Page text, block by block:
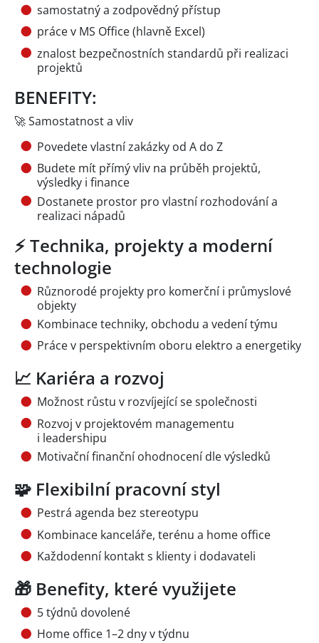
samostatný a zodpovědný přístup
práce v MS Office (hlavně Excel)
znalost bezpečnostních standardů při realizaci
projektů
BENEFITY:
🚀 Samostatnost a vliv
Povedete vlastní zakázky od A do Z
Budete mít přímý vliv na průběh projektů,
výsledky i finance
Dostanete prostor pro vlastní rozhodování a
realizaci nápadů
⚡ Technika, projekty a moderní
technologie
Různorodé projekty pro komerční i průmyslové
objekty
Kombinace techniky, obchodu a vedení týmu
Práce v perspektivním oboru elektro a energetiky
📈 Kariéra a rozvoj
Možnost růstu v rozvíjející se společnosti
Rozvoj v projektovém managementu
i leadershipu
Motivační finanční ohodnocení dle výsledků
🧩 Flexibilní pracovní styl
Pestrá agenda bez stereotypu
Kombinace kanceláře, terénu a home office
Každodenní kontakt s klienty i dodavateli
🎁 Benefity, které využijete
5 týdnů dovolené
Home office 1–2 dny v týdnu